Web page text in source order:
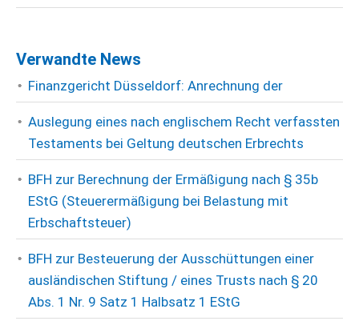
Verwandte News
Finanzgericht Düsseldorf: Anrechnung der
Auslegung eines nach englischem Recht verfassten
Testaments bei Geltung deutschen Erbrechts
BFH zur Berechnung der Ermäßigung nach § 35b
EStG (Steuerermäßigung bei Belastung mit
Erbschaftsteuer)
BFH zur Besteuerung der Ausschüttungen einer
ausländischen Stiftung / eines Trusts nach § 20
Abs. 1 Nr. 9 Satz 1 Halbsatz 1 EStG